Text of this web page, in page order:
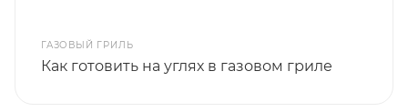
ГАЗОВЫЙ ГРИЛЬ
Как готовить на углях в газовом гриле